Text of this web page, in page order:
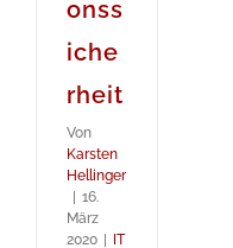
onss
iche
rheit
Von
Karsten
Hellinger
16.
März
2020
IT